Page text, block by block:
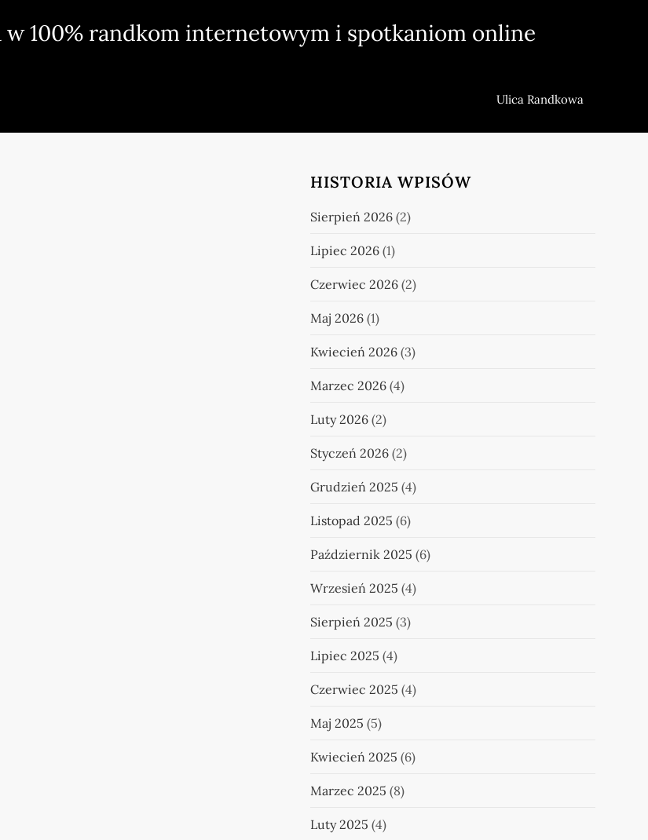
100% randkom internetowym i spotkaniom online
Ulica Randkowa
HISTORIA WPISÓW
Sierpień 2026(2)
Lipiec 2026(1)
Czerwiec 2026(2)
Maj 2026(1)
Kwiecień 2026(3)
Marzec 2026(4)
Luty 2026(2)
Styczeń 2026(2)
Grudzień 2025 (4)
Listopad 2025 (6)
Październik 2025 (6)
Wrzesień 2025 (4)
Sierpień 2025 (3)
Lipiec 2025 (4)
Czerwiec 2025 (4)
Maj 2025 (5)
Kwiecień 2025 (6)
Marzec 2025 (8)
Luty 2025 (4)